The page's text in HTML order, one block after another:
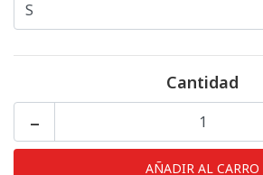
Cantidad
-